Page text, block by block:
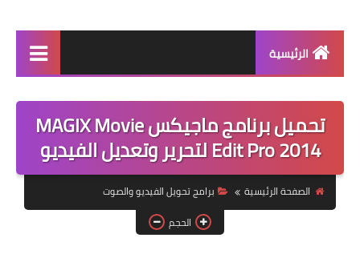
الرئيسية
تحميل العاب
برامج والعاب اندرويد
برامج الماك MAC
تحميل برنامج ماجيكس MAGIX Movie
Edit Pro 2014 لتحرير وتعديل الفيديو
الصفحة الرئيسية
برامج تحويل الفيديو والصوت
الحجم